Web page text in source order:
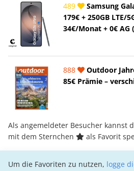
489
Samsung
179€ + 250GB LTE/
34€/Monat + 0€
888
Outdoor
85€ Prämie –
Als angemeldeter Besucher kannst
mit dem Sternchen
als Favorit
Um die Favoriten zu nutzen, logge